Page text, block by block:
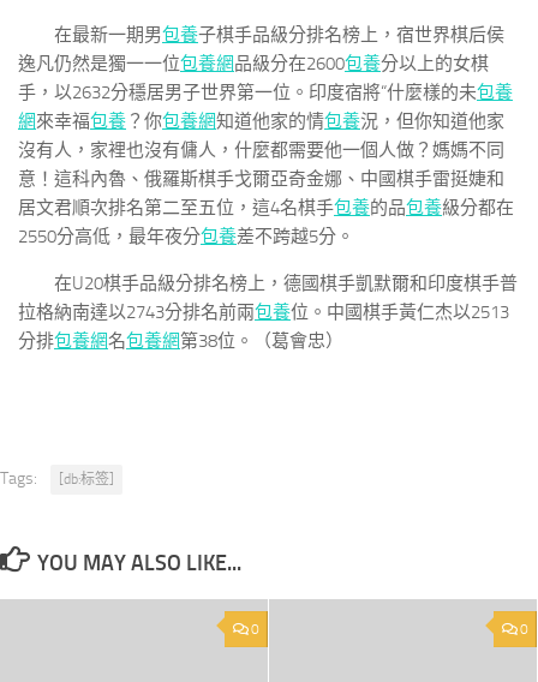
在最新一期男包養子棋手品級分排名榜上，宿世界棋后侯
逸凡仍然是獨一一位包養網品級分在2600包養分以上的女棋
手，以2632分穩居男子世界第一位。印度宿將“什麼樣的未包養
網來幸福包養 ？你包養網知道他家的情包養況，但你知道他家
沒有人，家裡也沒有傭人，什麼都需要他一個人做？媽媽不同
意！這科內魯、俄羅斯棋手戈爾亞奇金娜、中國棋手雷挺婕和
居文君順次排名第二至五位，這4名棋手包養的品包養級分都在
2550分高低，最年夜分包養差不跨越5分。
在U20棋手品級分排名榜上，德國棋手凱默爾和印度棋手普
拉格納南達以2743分排名前兩包養位。中國棋手黃仁杰以2513
分排包養網名包養網第38位。（葛會忠）
Tags: [db:标签]
YOU MAY ALSO LIKE...
0 0